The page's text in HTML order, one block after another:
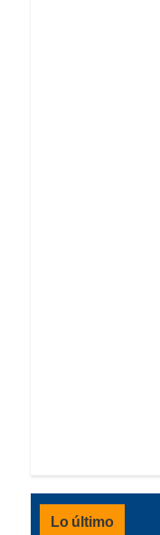
Lo último